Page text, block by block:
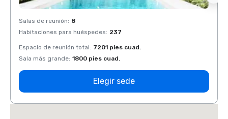
Salas de reunión: 8
Habitaciones para huéspedes: 237
Espacio de reunión total: 7201 pies cuad.
Sala más grande: 1800 pies cuad.
Elegir sede